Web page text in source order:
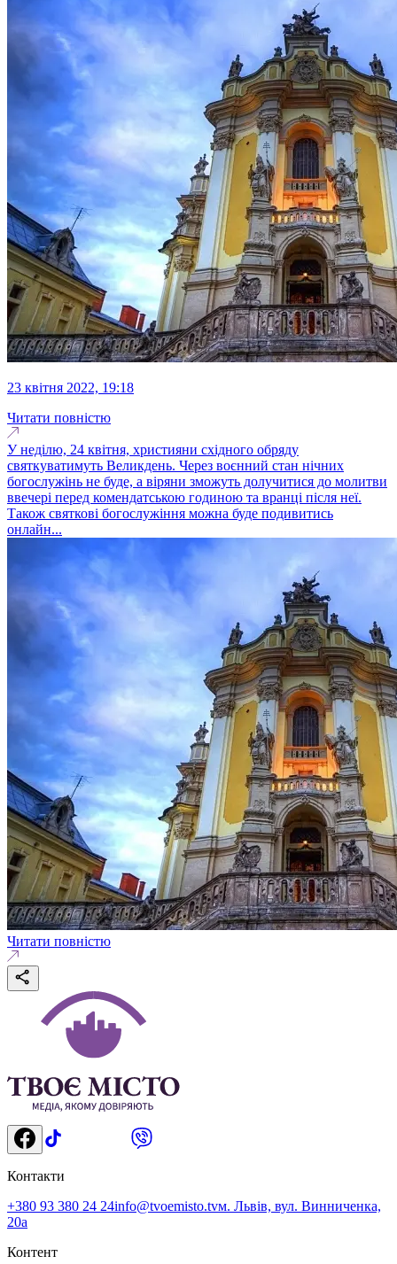
23 квітня 2022, 19:18
Читати повністю
У неділю, 24 квітня, християни східного обряду
святкуватимуть Великдень. Через воєнний стан нічних
богослужінь не буде, а віряни зможуть долучитися до молитви
ввечері перед комендатською годиною та вранці після неї.
Також святкові богослужіння можна буде подивитись
онлайн...
Читати повністю
Контакти
+380 93 380 24 24info@tvoemisto.tvм. Львів, вул. Винниченка,
20а
Контент